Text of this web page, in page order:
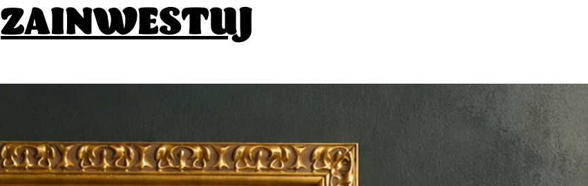
ZAINWESTUJ